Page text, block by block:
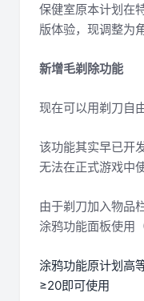
保健室原本计划在
版体验，现调整为
新增毛剃除功能
现在可以用剃刀自
该功能其实早已开
无法在正式游戏中
由于剃刀加入物品
涂鸦功能面板使用
涂鸦功能原计划高
≥20即可使用